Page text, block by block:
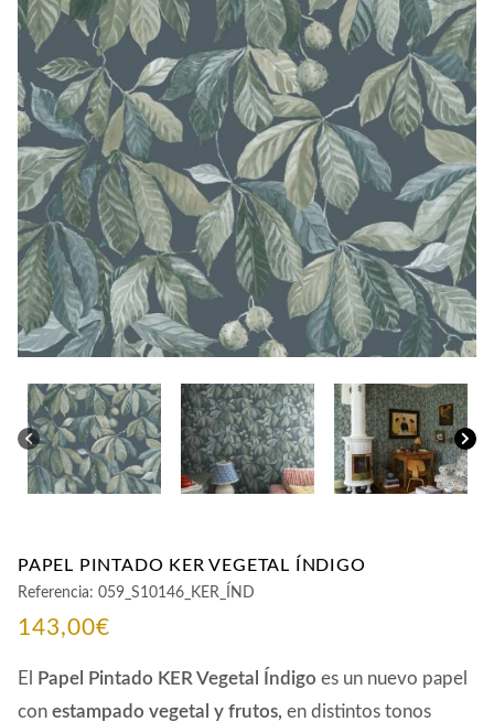
CONTACTO
PAPEL PINTADO KER VEGETAL ÍNDIGO
Referencia: 059_S10146_KER_ÍND
143,00€
El Papel Pintado KER Vegetal Índigo es un nuevo papel
con estampado vegetal y frutos, en distintos tonos